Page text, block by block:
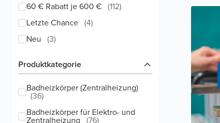
60 € Rabatt je 600 € (112)
Letzte Chance (4)
Neu (3)
Produktkategorie
Badheizkörper (Zentralheizung)
(36)
Badheizkörper für Elektro- und
Zentralheizung (76)